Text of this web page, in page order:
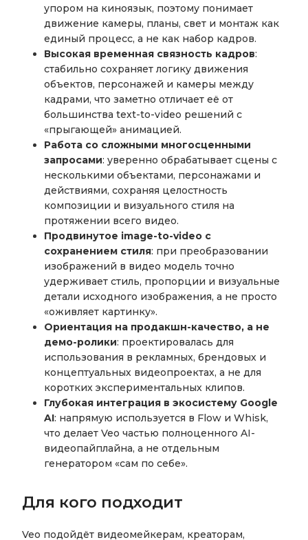
упором на киноязык, поэтому понимает
движение камеры, планы, свет и монтаж как
единый процесс, а не как набор кадров.
Высокая временная связность кадров:
стабильно сохраняет логику движения
объектов, персонажей и камеры между
кадрами, что заметно отличает её от
большинства text-to-video решений с
«прыгающей» анимацией.
Работа со сложными многосценными
запросами: уверенно обрабатывает сцены с
несколькими объектами, персонажами и
действиями, сохраняя целостность
композиции и визуального стиля на
протяжении всего видео.
Продвинутое image-to-video с
сохранением стиля: при преобразовании
изображений в видео модель точно
удерживает стиль, пропорции и визуальные
детали исходного изображения, а не просто
«оживляет картинку».
Ориентация на продакшн-качество, а не
демо-ролики: проектировалась для
использования в рекламных, брендовых и
концептуальных видеопроектах, а не для
коротких экспериментальных клипов.
Глубокая интеграция в экосистему Google
AI: напрямую используется в Flow и Whisk,
что делает Veo частью полноценного AI-
видеопайплайна, а не отдельным
генератором «сам по себе».
Для кого подходит
Veo подойдёт видеомейкерам, креаторам,